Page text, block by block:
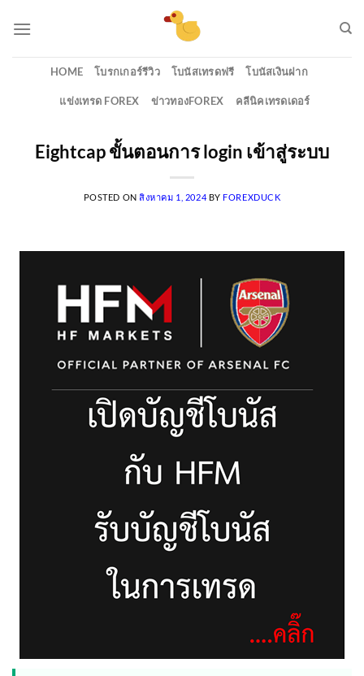
HOME โบรกเกอร์รีวิว โบนัสเทรดฟรี โบนัสเงินฝาก
แข่งเทรด FOREX ข่าวทองFOREX คลีนิคเทรดเดอร์
Eightcap ขั้นตอนการ login เข้าสู่ระบบ
POSTED ONสิงหาคม 1, 2024 BY FOREXDUCK